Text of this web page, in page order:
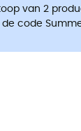
van 2
code